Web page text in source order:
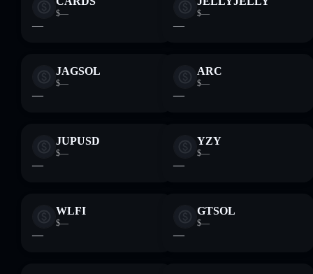
$—
—
$—
—
JAGSOL
$—
—
ARC
$—
—
JUPUSD
$—
—
YZY
$—
—
WLFI
$—
—
GTSOL
$—
—